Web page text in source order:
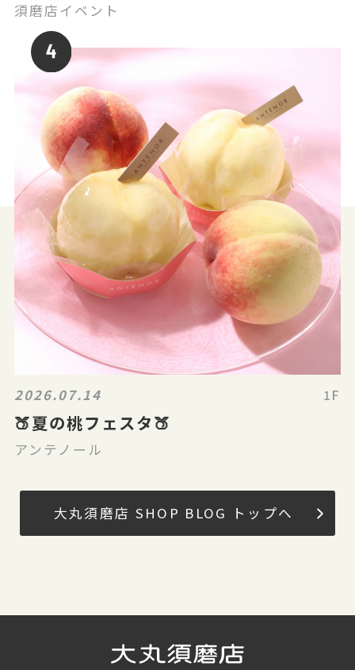
須磨店イベント
2026.07.14 1F
🍑夏の桃フェスタ🍑
アンテノール
大丸須磨店 SHOP BLOG トップへ